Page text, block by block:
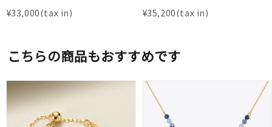
¥33,000 ¥35,200
こちらの商品もおすすめです